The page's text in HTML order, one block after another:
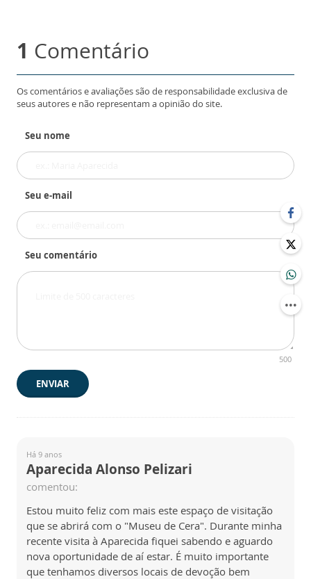
1 Comentário
Os comentários e avaliações são de responsabilidade exclusiva de
seus autores e não representam a opinião do site.
Seu nome
Seu e-mail
Seu comentário
500
ENVIAR
Há 9 anos
Aparecida Alonso Pelizari
comentou:
Estou muito feliz com mais este espaço de visitação
que se abrirá com o "Museu de Cera". Durante minha
recente visita à Aparecida fiquei sabendo e aguardo
nova oportunidade de aí estar. É muito importante
que tenhamos diversos locais de devoção bem